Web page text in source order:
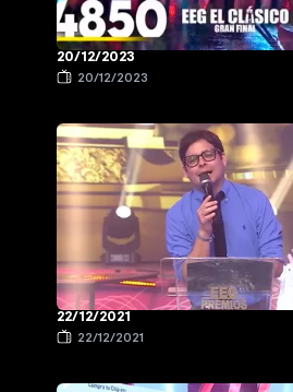
20/12/2023
20/12/2023
22/12/2021
22/12/2021